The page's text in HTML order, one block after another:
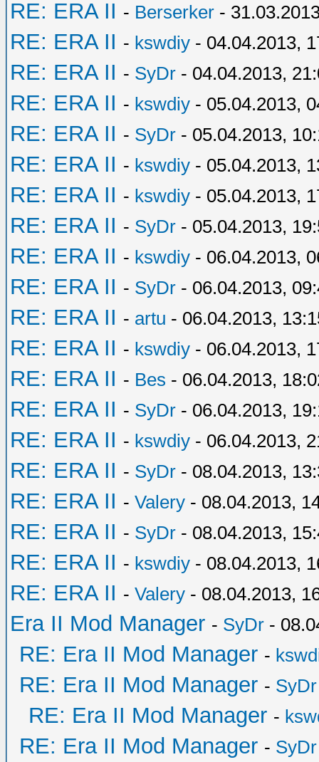
RE: ERA II - Berserker -
RE: ERA II - kswdiy - 04.04.2013,
RE: ERA II - SyDr - 04.04.2013,
RE: ERA II - kswdiy - 05.04.2013,
RE: ERA II - SyDr - 05.04.2013,
RE: ERA II - kswdiy - 05.04.2013,
RE: ERA II - kswdiy - 05.04.2013,
RE: ERA II - SyDr - 05.04.2013,
RE: ERA II - kswdiy - 06.04.2013,
RE: ERA II - SyDr - 06.04.2013,
RE: ERA II - artu - 06.04.2013,
RE: ERA II - kswdiy - 06.04.2013,
RE: ERA II - Bes - 06.04.2013,
RE: ERA II - SyDr - 06.04.2013,
RE: ERA II - kswdiy - 06.04.2013,
RE: ERA II - SyDr - 08.04.2013,
RE: ERA II - Valery - 08.04.2013,
RE: ERA II - SyDr - 08.04.2013,
RE: ERA II - kswdiy - 08.04.2013,
RE: ERA II - Valery - 08.04.2013,
Era II Mod Manager - SyDr -
RE: Era II Mod Manager -
RE: Era II Mod Manager - SyDr
RE: Era II Mod Manager -
RE: Era II Mod Manager - SyDr